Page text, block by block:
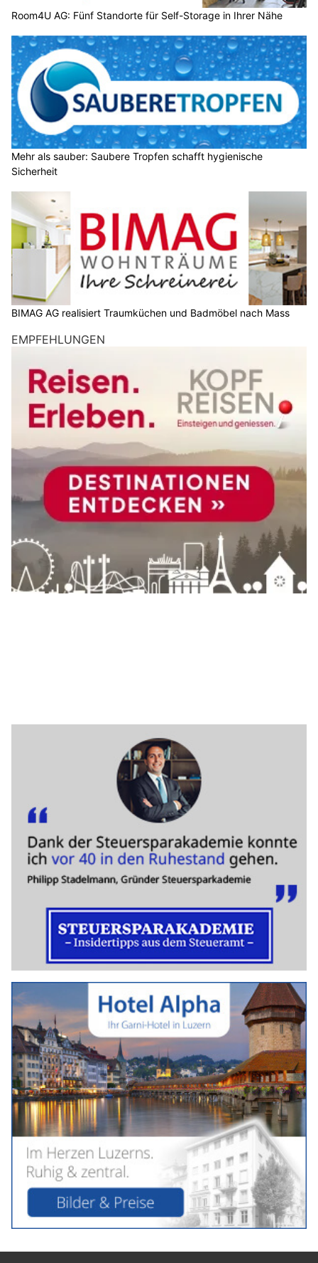
Room4U AG: Fünf Standorte für Self-Storage in Ihrer Nähe
Mehr als sauber: Saubere Tropfen schafft hygienische
Sicherheit
BIMAG AG realisiert Traumküchen und Badmöbel nach Mass
EMPFEHLUNGEN